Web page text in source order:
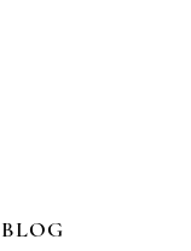
BLOG